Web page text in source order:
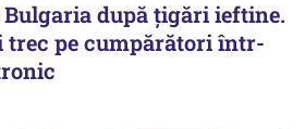
după țigări ieftine.
trec pe cumpărători într-